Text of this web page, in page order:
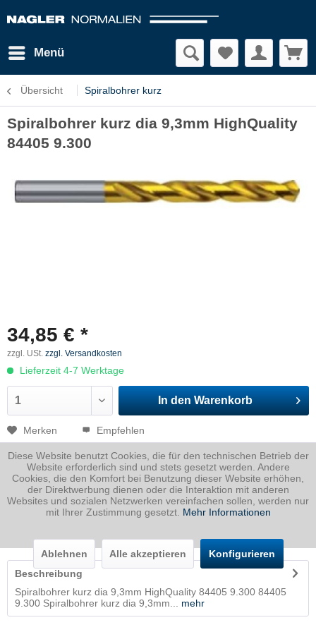
Menü
Übersicht Spiralbohrer kurz
Spiralbohrer kurz dia 9,3mm HighQuality
84405 9.300
34,85 € *
zzgl. USt. zzgl. Versandkosten
Lieferzeit 4-7 Werktage
In den Warenkorb
Merken Empfehlen
Artikel-Nr.: NN380.102850
Dicke
0 mm
Breite
9.3 mm
0 mm
Gewicht 0.1Kg
Beschreibung
Spiralbohrer kurz dia 9,3mm HighQuality 84405 9.300 84405
9.300 Spiralbohrer kurz dia 9,3mm...
mehr
Diese Website benutzt Cookies, die für den technischen Betrieb der
Website erforderlich sind und stets gesetzt werden. Andere
Cookies, die den Komfort bei Benutzung dieser Website erhöhen,
der Direktwerbung dienen oder die Interaktion mit anderen
Websites und sozialen Netzwerken vereinfachen sollen, werden nur
mit Ihrer Zustimmung gesetzt. Mehr Informationen
Ablehnen Alle akzeptieren Konfigurieren